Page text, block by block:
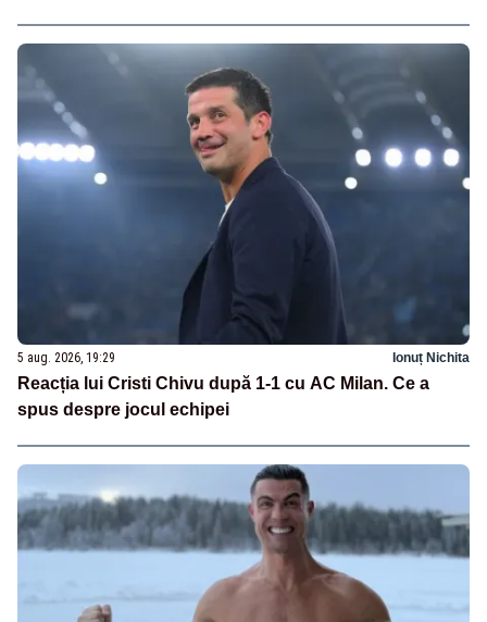
5 aug. 2026, 19:29 Ionuț Nichita
Reacția lui Cristi Chivu după 1-1 cu AC Milan. Ce a
spus despre jocul echipei